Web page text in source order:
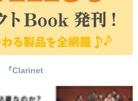
『Clarinet